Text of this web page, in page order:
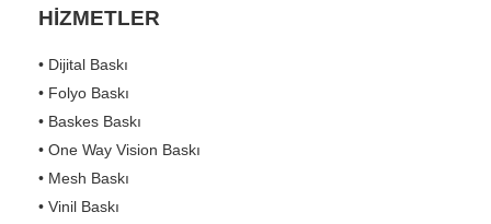
HİZMETLER
• Dijital Baskı
• Folyo Baskı
• Baskes Baskı
• One Way Vision Baskı
• Mesh Baskı
• Vinil Baskı